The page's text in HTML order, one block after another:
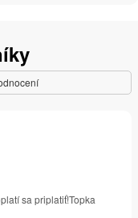
sa priplatiť!Topka